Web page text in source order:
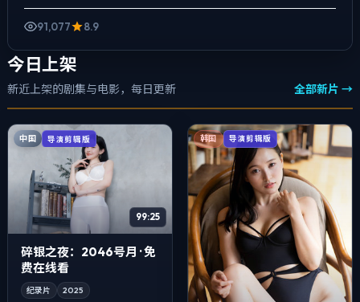
91,077
8.9
今日上架
新近上架的剧集与电影，每日更新 全部新片 →
中国 导演剪辑版
99:25
碎银之夜：2046号月 · 免
费在线看
纪录片 2025
韩国 导演剪辑版